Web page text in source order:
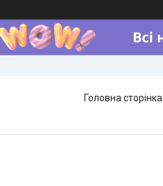
Головна сторінка